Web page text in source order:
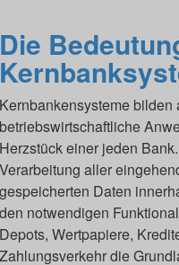
Die
Kernbankensysteme bilden
betriebswirtschaftliche
Herzstück einer jeden
Verarbeitung aller
gespeicherten Daten
den notwendigen
Depots, Wertpapiere,
Zahlungsverkehr die